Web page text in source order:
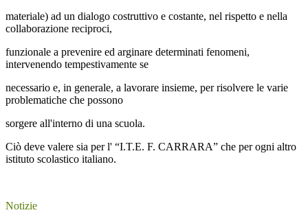
materiale) ad un dialogo costruttivo e costante, nel rispetto e nella
collaborazione reciproci,
funzionale a prevenire ed arginare determinati fenomeni,
intervenendo tempestivamente se
necessario e, in generale, a lavorare insieme, per risolvere le varie
problematiche che possono
sorgere all'interno di una scuola.
Ciò deve valere sia per l' “I.T.E. F. CARRARA” che per ogni altro
istituto scolastico italiano.
Notizie